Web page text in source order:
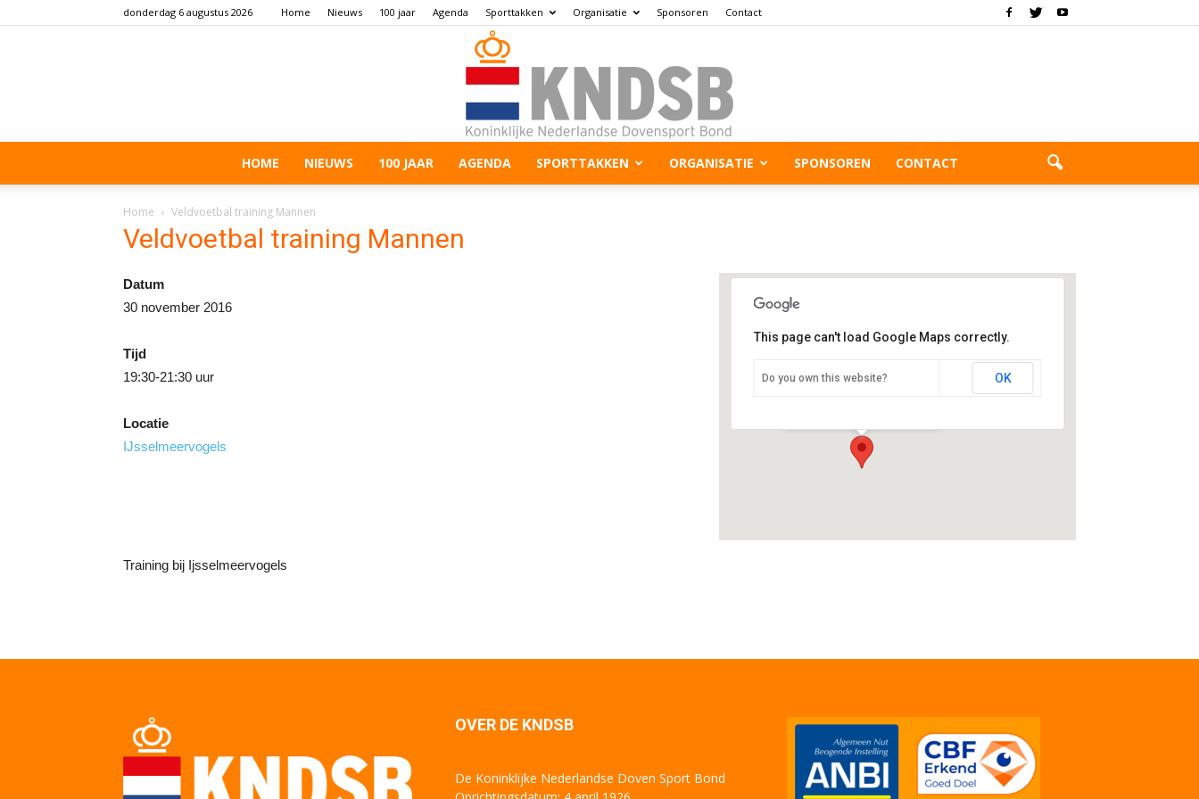
donderdag 6 augustus 2026 Home Nieuws 100 jaar Agenda Sporttakken Organisatie Sponsoren Contact
HOME NIEUWS 100 JAAR AGENDA SPORTTAKKEN ORGANISATIE SPONSOREN CONTACT
Home Veldvoetbal training Mannen
Veldvoetbal training Mannen
IJsselmeervogels
This page can't load Google Maps correctly.
Do you own this website? OK
Datum
30 november 2016
Tijd
19:30-21:30 uur
Locatie
IJsselmeervogels
Training bij Ijsselmeervogels
OVER DE KNDSB
De Koninklijke Nederlandse Doven Sport Bond